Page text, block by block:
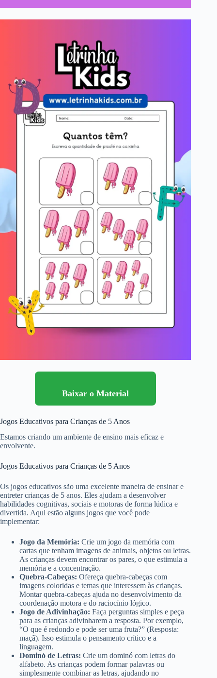
Baixar o Material
Jogos Educativos para Crianças de 5 Anos
Estamos criando um ambiente de ensino mais eficaz e
envolvente.
Jogos Educativos para Crianças de 5 Anos
Os jogos educativos são uma excelente maneira de ensinar e
entreter crianças de 5 anos. Eles ajudam a desenvolver
habilidades cognitivas, sociais e motoras de forma lúdica e
divertida. Aqui estão alguns jogos que você pode
implementar:
Jogo da Memória: Crie um jogo da memória com
cartas que tenham imagens de animais, objetos ou letras.
As crianças devem encontrar os pares, o que estimula a
memória e a concentração.
Quebra-Cabeças: Ofereça quebra-cabeças com
imagens coloridas e temas que interessem às crianças.
Montar quebra-cabeças ajuda no desenvolvimento da
coordenação motora e do raciocínio lógico.
Jogo de Adivinhação: Faça perguntas simples e peça
para as crianças adivinharem a resposta. Por exemplo,
“O que é redondo e pode ser uma fruta?” (Resposta:
maçã). Isso estimula o pensamento crítico e a
linguagem.
Dominó de Letras: Crie um dominó com letras do
alfabeto. As crianças podem formar palavras ou
simplesmente combinar as letras, ajudando no